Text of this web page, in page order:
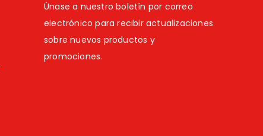
Únase a nuestro boletín por correo
electrónico para recibir actualizaciones
sobre nuevos productos y
promociones.